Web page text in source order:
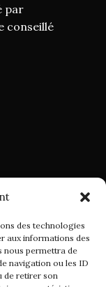
des technologies
aux informations des
nous permettra de
navigation ou les ID
de retirer son
par
conseillé